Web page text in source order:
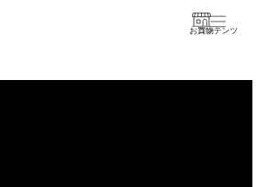
お買物
コンテンツ